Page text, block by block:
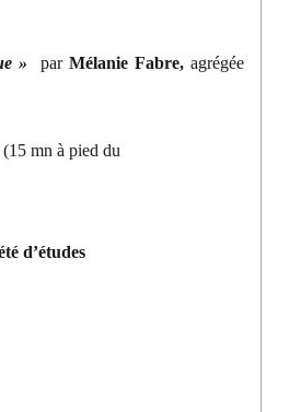
»
par Mélanie Fabre,agrégée
mn à pied du
d’études